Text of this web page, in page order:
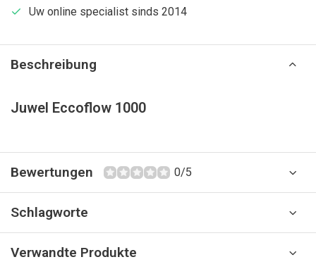
Uw online specialist sinds 2014
Beschreibung
Juwel Eccoflow 1000
Bewertungen 0/5
Schlagworte
Verwandte Produkte